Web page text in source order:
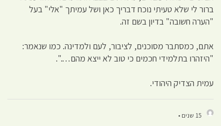
ברור לי שלא טעיתי נוכח דבריך כאן ושל עמיתך "אלי" בעל
"הערה חשובה" בדיון בשם זה.
אתם, כמסתבר מסוכנים, לציבור, לעם ולמדינה. כמו שנאמר:
"היזהרו בתלמידי חכמים כי טוב לא ייצא מהם….".
עמית הצדיק היהודי.
15 שנים •